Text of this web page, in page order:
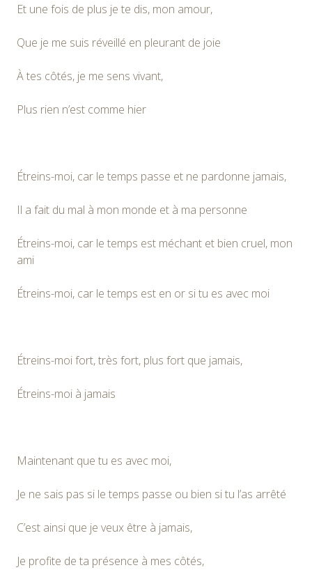
Et une fois de plus je te dis, mon amour,
Que je me suis réveillé en pleurant de joie
À tes côtés, je me sens vivant,
Plus rien n’est comme hier
Étreins-moi, car le temps passe et ne pardonne jamais,
Il a fait du mal à mon monde et à ma personne
Étreins-moi, car le temps est méchant et bien cruel, mon
ami
Étreins-moi, car le temps est en or si tu es avec moi
Étreins-moi fort, très fort, plus fort que jamais,
Étreins-moi à jamais
Maintenant que tu es avec moi,
Je ne sais pas si le temps passe ou bien si tu l’as arrêté
C’est ainsi que je veux être à jamais,
Je profite de ta présence à mes côtés,